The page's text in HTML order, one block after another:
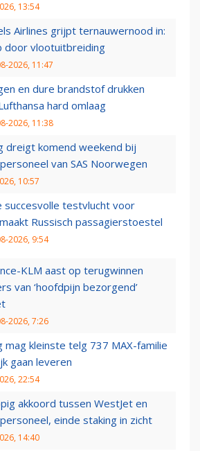
13:54
Airlines grijpt ternauwernood in:
door vlootuitbreiding
2026, 11:47
en dure brandstof drukken
hard omlaag
2026, 11:38
dreigt komend weekend bij
van SAS Noorwegen
10:57
succesvolle testvlucht voor
Russisch passagierstoestel
2026, 9:54
KLM aast op terugwinnen
van ‘hoofdpijn bezorgend’
2026, 7:26
mag kleinste telg 737 MAX-familie
gaan leveren
22:54
akkoord tussen WestJet en
einde staking in zicht
14:40